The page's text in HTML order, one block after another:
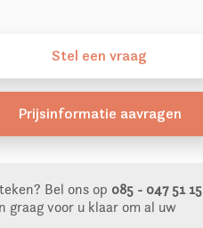
Stel een vraag
Prijsinformatie aavragen
Bel ons op 085 - 047 51 15
voor u klaar om al uw